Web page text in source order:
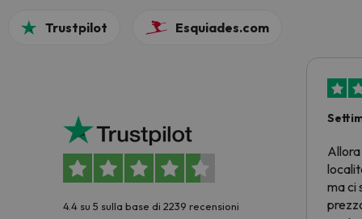
Trustpilot Esquiades.com
4.4 su 5 sulla base di 2239 recensioni
Allora
ma ci